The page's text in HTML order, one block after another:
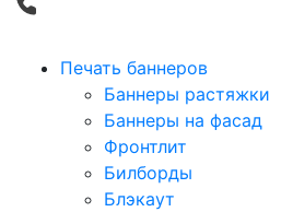
Печать баннеров
Баннеры растяжки
Баннеры на фасад
Фронтлит
Билборды
Блэкаут